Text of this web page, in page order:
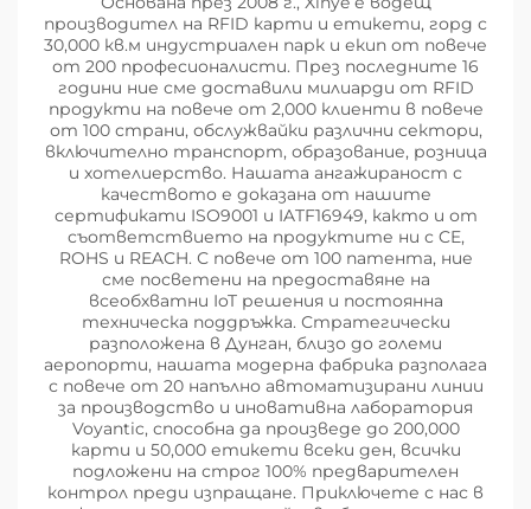
производител на RFID карти и етикети, горд с
30,000 кв.м индустриален парк и екип от повече
от 200 професионалисти. През последните 16
години ние сме доставили милиарди от RFID
продукти на повече от 2,000 клиенти в повече
от 100 страни, обслужвайки различни сектори,
включително транспорт, образование, розница
и хотелиерство. Нашата ангажираност с
качеството е доказана от нашите
сертификати ISO9001 и IATF16949, както и от
съответствието на продуктите ни с CE,
ROHS и REACH. С повече от 100 патента, ние
сме посветени на предоставяне на
всеобхватни IoT решения и постоянна
техническа поддръжка. Стратегически
разположена в Дунган, близо до големи
аеропорти, нашата модерна фабрика разполага
с повече от 20 напълно автоматизирани линии
за производство и иновативна лаборатория
Voyantic, способна да произведе до 200,000
карти и 50,000 етикети всеки ден, всички
подложени на строг 100% предварителен
контрол преди изпращане. Приключете с нас в